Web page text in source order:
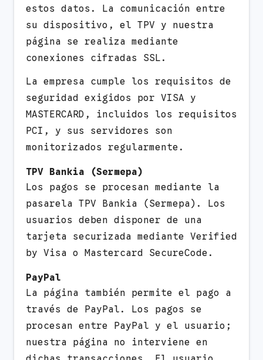
estos datos. La comunicación entre
su dispositivo, el TPV y nuestra
página se realiza mediante
conexiones cifradas SSL.
La empresa cumple los requisitos de
seguridad exigidos por VISA y
MASTERCARD, incluidos los requisitos
PCI, y sus servidores son
monitorizados regularmente.
TPV Bankia (Sermepa)
Los pagos se procesan mediante la
pasarela TPV Bankia (Sermepa). Los
usuarios deben disponer de una
tarjeta securizada mediante Verified
by Visa o Mastercard SecureCode.
PayPal
La página también permite el pago a
través de PayPal. Los pagos se
procesan entre PayPal y el usuario;
nuestra página no interviene en